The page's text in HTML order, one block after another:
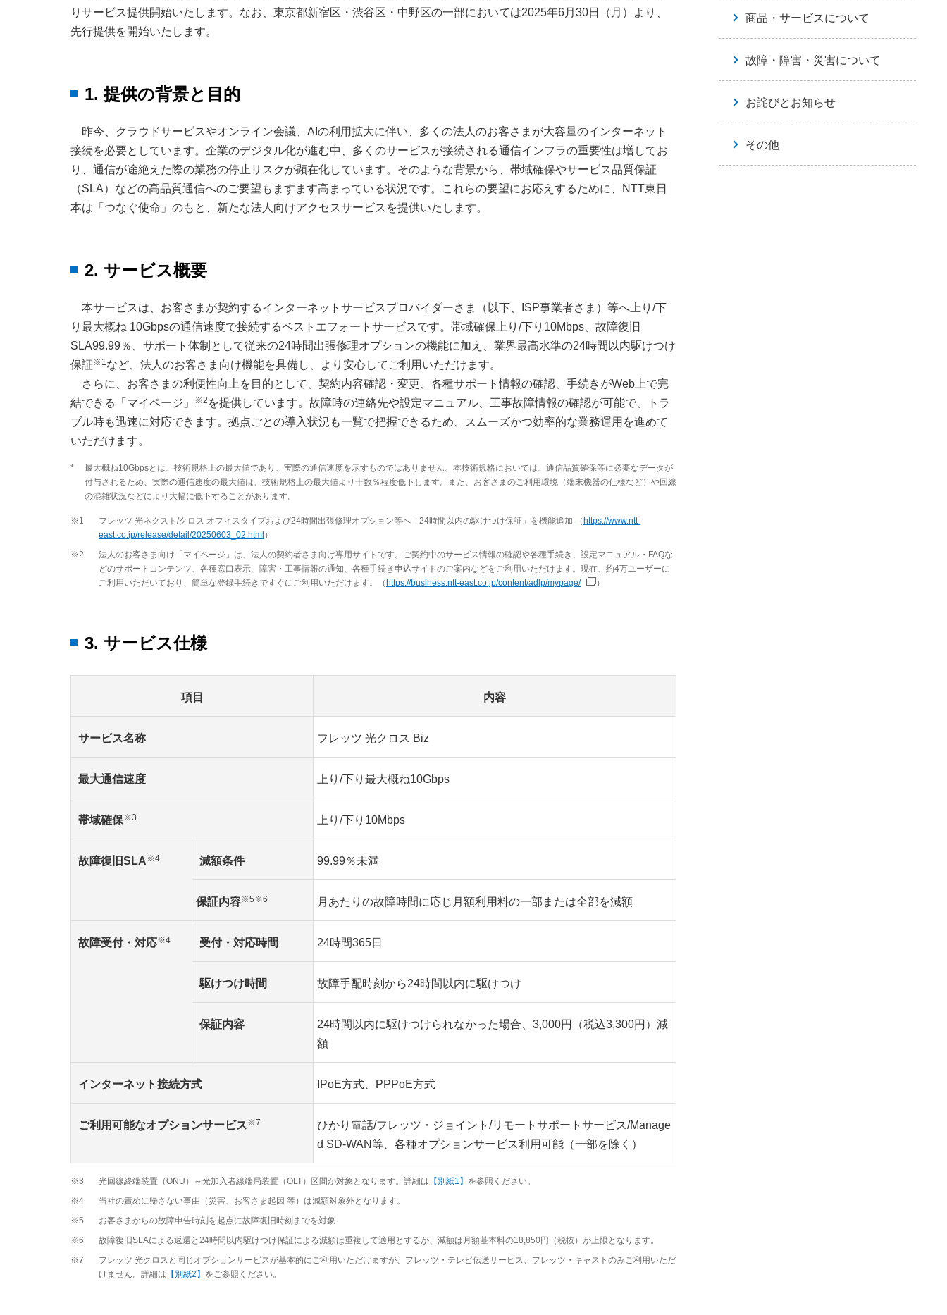
りサービス提供開始いたします。なお、東京都新宿区・渋谷区・中野区の一部においては2025年6月30日（月）より、
先行提供を開始いたします。
1. 提供の背景と目的
昨今、クラウドサービスやオンライン会議、AIの利用拡大に伴い、多くの法人のお客さまが大容量のインターネット
接続を必要としています。企業のデジタル化が進む中、多くのサービスが接続される通信インフラの重要性は増してお
り、通信が途絶えた際の業務の停止リスクが顕在化しています。そのような背景から、帯域確保やサービス品質保証
（SLA）などの高品質通信へのご要望もますます高まっている状況です。これらの要望にお応えするために、NTT東日
本は「つなぐ使命」のもと、新たな法人向けアクセスサービスを提供いたします。
2. サービス概要
本サービスは、お客さまが契約するインターネットサービスプロバイダーさま（以下、ISP事業者さま）等へ上り/下
り最大概ね 10Gbpsの通信速度で接続するベストエフォートサービスです。帯域確保上り/下り10Mbps、故障復旧
SLA99.99％、サポート体制として従来の24時間出張修理オプションの機能に加え、業界最高水準の24時間以内駆けつけ
保証※1など、法人のお客さま向け機能を具備し、より安心してご利用いただけます。
さらに、お客さまの利便性向上を目的として、契約内容確認・変更、各種サポート情報の確認、手続きがWeb上で完
結できる「マイページ」
※2 を提供しています。故障時の連絡先や設定マニュアル、工事故障情報の確認が可能で、トラ
ブル時も迅速に対応できます。拠点ごとの導入状況も一覧で把握できるため、スムーズかつ効率的な業務運用を進めて
いただけます。
*
最大概ね10Gbpsとは、技術規格上の最大値であり、実際の通信速度を示すものではありません。本技術規格においては、通信品質確保等に必要なデータが
付与されるため、実際の通信速度の最大値は、技術規格上の最大値より十数％程度低下します。また、お客さまのご利用環境（端末機器の仕様など）や回線
の混雑状況などにより大幅に低下することがあります。
※1 フレッツ 光ネクスト/クロス オフィスタイプおよび24時間出張修理オプション等へ「24時間以内の駆けつけ保証」を機能追加 （ https://www.ntt-
east.co.jp/release/detail/20250603_02.html ）
※2
法人のお客さま向け「マイページ」は、法人の契約者さま向け専用サイトです。ご契約中のサービス情報の確認や各種手続き、設定マニュアル・FAQな
どのサポートコンテンツ、各種窓口表示、障害・工事情報の通知、各種手続き申込サイトのご案内などをご利用いただけます。現在、約4万ユーザーに
ご利用いただいており、簡単な登録手続きですぐにご利用いただけます。（ https://business.ntt-east.co.jp/content/adlp/mypage/ ）
3. サービス仕様
項目 内容
サービス名称 フレッツ 光クロス Biz
最大通信速度 上り/下り最大概ね10Gbps
帯域確保※3 上り/下り10Mbps
故障復旧SLA※4 減額条件 99.99％未満
保証内容※5※6 月あたりの故障時間に応じ月額利用料の一部または全部を減額
故障受付・対応※4 受付・対応時間 24時間365日
駆けつけ時間 故障手配時刻から24時間以内に駆けつけ
保証内容
24時間以内に駆けつけられなかった場合、3,000円（税込3,300円）減
額
インターネット接続方式 IPoE方式、PPPoE方式
ご利用可能なオプションサービス※7
ひかり電話/フレッツ・ジョイント/リモートサポートサービス/Manage
d SD-WAN等、各種オプションサービス利用可能（一部を除く）
※3 光回線終端装置（ONU）～光加入者線端局装置（OLT）区間が対象となります。詳細は 【別紙1】 を参照ください。
※4
当社の責めに帰さない事由（災害、お客さま起因 等）は減額対象外となります。
※5
お客さまからの故障申告時刻を起点に故障復旧時刻までを対象
※6
故障復旧SLAによる返還と24時間以内駆けつけ保証による減額は重複して適用とするが、減額は月額基本料の18,850円（税抜）が上限となります。
※7
フレッツ 光クロスと同じオプションサービスが基本的にご利用いただけますが、フレッツ・テレビ伝送サービス、フレッツ・キャストのみご利用いただ
けません。詳細は 【別紙2】 をご参照ください。
商品・サービスについて
故障・障害・災害について
お詫びとお知らせ
その他